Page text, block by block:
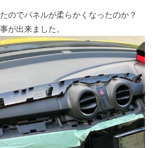
のでパネルが柔らかくなったのか？
が出来ました。